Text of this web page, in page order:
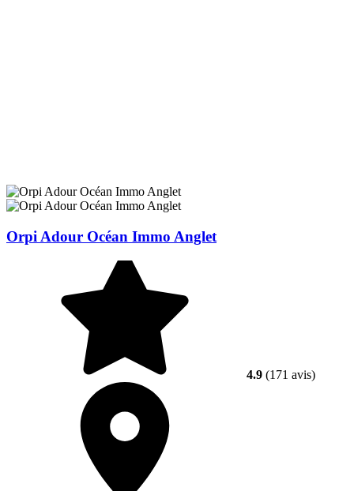
Orpi Adour Océan Immo Anglet
4.9 (171 avis)